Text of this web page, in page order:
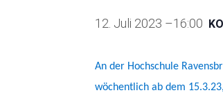
12. Juli 2023 –16:00
An der Hochschule
wöchentlich ab dem